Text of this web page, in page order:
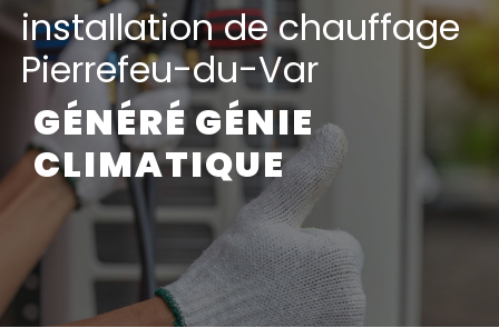
installation de chauffage
Pierrefeu-du-Var
GÉNÉRÉ GÉNIE
CLIMATIQUE